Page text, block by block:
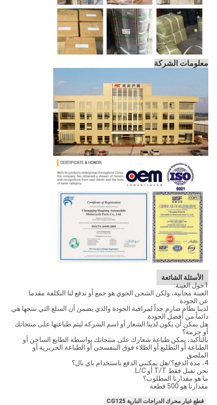
معلومات الشركة
الأسئلة الشائعة
1حول العينة:
العينة مجانية، ولكن الشحن الجوي هو جمع أو تدفع لنا التكلفة مقدما.
عن الجودة:
لدينا نظام صارم جداً لمراقبة الجودة والذي يضمن أن السلع التي ننتجها هي
دائماً من أفضل الجودة.
هل يمكن أن يكون لدينا الشعار أو اسم الشركة ليتم طباعتها على منتجاتك
أو حزمة؟
بالتأكيد، يمكن طباعة شعارك على منتجاتك بواسطة الطابع الساخن أو
الطباعة أو التطليع أو الطلاء فوق البنفسجي أو الطباعة الحريرية أو
الملصق.
4، مدة الدفع؟/هل يمكنني الدفع باستخدام باي بال؟
نحن نقبل فقط T/T أو L/C.
ما هو مقدارنا المطلوب؟
مقدارنا هو 500 قطعة
قطع غيار محرك الدراجات النارية CG125